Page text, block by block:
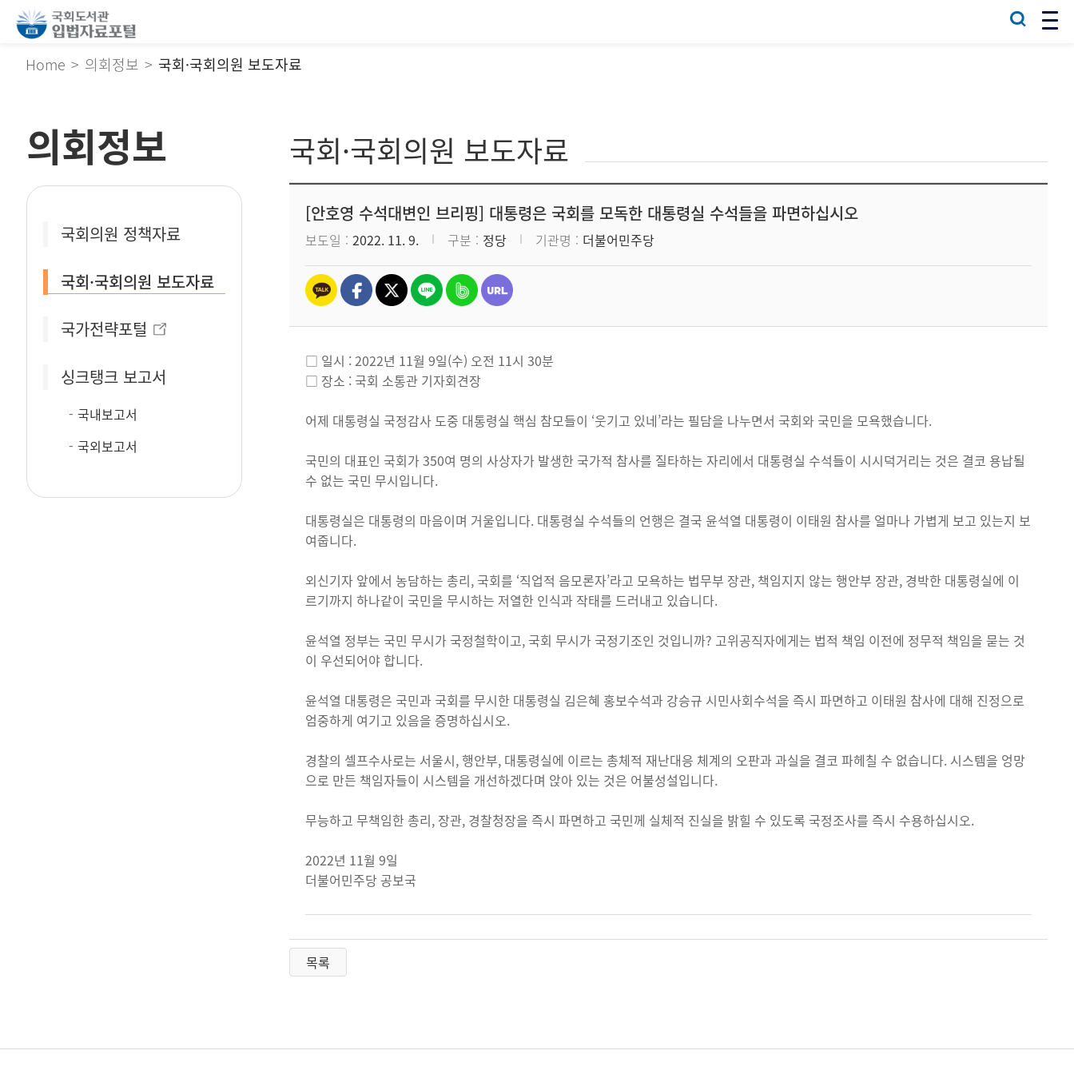
Home 의회정보 국회·국회의원 보도자료
의회정보
국회의원 정책자료
국회·국회의원 보도자료
국가전략포털
싱크탱크 보고서
국내보고서
국외보고서
국회·국회의원 보도자료
[안호영 수석대변인 브리핑] 대통령은 국회를 모독한 대통령실 수석들을 파면하십시오
보도일 2022. 11. 9. 구분 정당 기관명 더불어민주당
□ 일시 : 2022년 11월 9일(수) 오전 11시 30분
□ 장소 : 국회 소통관 기자회견장
어제 대통령실 국정감사 도중 대통령실 핵심 참모들이 ‘웃기고 있네’라는 필담을 나누면서 국회와 국민을 모욕했습니다.
국민의 대표인 국회가 350여 명의 사상자가 발생한 국가적 참사를 질타하는 자리에서 대통령실 수석들이 시시덕거리는 것은 결코 용납될
수 없는 국민 무시입니다.
대통령실은 대통령의 마음이며 거울입니다. 대통령실 수석들의 언행은 결국 윤석열 대통령이 이태원 참사를 얼마나 가볍게 보고 있는지 보
여줍니다.
외신기자 앞에서 농담하는 총리, 국회를 ‘직업적 음모론자’라고 모욕하는 법무부 장관, 책임지지 않는 행안부 장관, 경박한 대통령실에 이
르기까지 하나같이 국민을 무시하는 저열한 인식과 작태를 드러내고 있습니다.
윤석열 정부는 국민 무시가 국정철학이고, 국회 무시가 국정기조인 것입니까? 고위공직자에게는 법적 책임 이전에 정무적 책임을 묻는 것
이 우선되어야 합니다.
윤석열 대통령은 국민과 국회를 무시한 대통령실 김은혜 홍보수석과 강승규 시민사회수석을 즉시 파면하고 이태원 참사에 대해 진정으로
엄중하게 여기고 있음을 증명하십시오.
경찰의 셀프수사로는 서울시, 행안부, 대통령실에 이르는 총체적 재난대응 체계의 오판과 과실을 결코 파헤칠 수 없습니다. 시스템을 엉망
으로 만든 책임자들이 시스템을 개선하겠다며 앉아 있는 것은 어불성설입니다.
무능하고 무책임한 총리, 장관, 경찰청장을 즉시 파면하고 국민께 실체적 진실을 밝힐 수 있도록 국정조사를 즉시 수용하십시오.
2022년 11월 9일
더불어민주당 공보국
목록